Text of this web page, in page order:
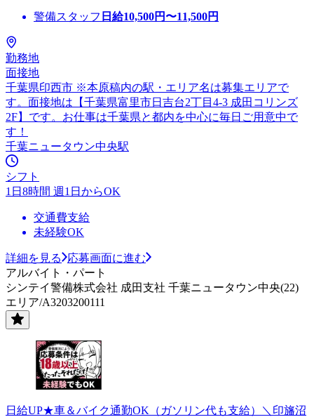
警備スタッフ 日給10,500円〜11,500円
勤務地
面接地
千葉県印西市 ※本原稿内の駅・エリア名は募集エリアで
す。面接地は【千葉県富里市日吉台2丁目4-3 成田コリンズ
2F】です。お仕事は千葉県と都内を中心に毎日ご用意中で
す！
千葉ニュータウン中央駅
シフト
1日8時間 週1日からOK
交通費支給
未経験OK
詳細を見る
応募画面に進む
アルバイト・パート
シンテイ警備株式会社 成田支社 千葉ニュータウン中央(22)
エリア/A3203200111
日給UP★車＆バイク通勤OK（ガソリン代も支給）＼印旛沼